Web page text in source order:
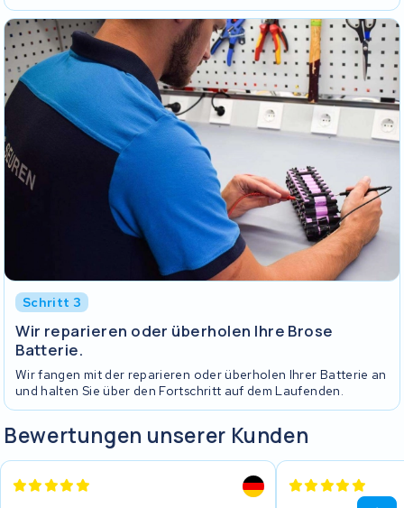
Schritt 3
Wir reparieren oder überholen Ihre Brose
Batterie.
Wir fangen mit der reparieren oder überholen Ihrer Batterie an
und halten Sie über den Fortschritt auf dem Laufenden.
Bewertungen unserer Kunden